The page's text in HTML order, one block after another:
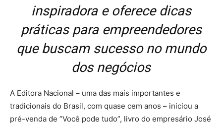
inspiradora e oferece dicas
práticas para empreendedores
que buscam sucesso no mundo
dos negócios
A Editora Nacional – uma das mais importantes e
tradicionais do Brasil, com quase cem anos – iniciou a
pré-venda de “Você pode tudo”, livro do empresário José